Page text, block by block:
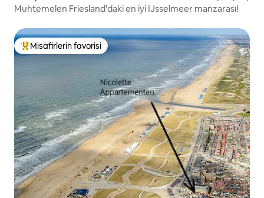
Muhtemelen Friesland'daki en iyi IJsselmeer manzarası!
Misafirlerin favorilerinden en beğenilenler arasında
Misafirlerin favorisi